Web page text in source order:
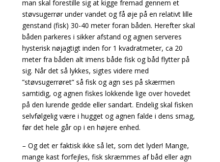
man skal forestille sig at kigge fremad gennem et
støvsugerrør under vandet og få øje på en relativt lille
genstand (fisk) 30-40 meter foran båden. Herefter skal
båden parkeres i sikker afstand og agnen serveres
hysterisk nøjagtigt inden for 1 kvadratmeter, ca 20
meter fra båden alt imens både fisk og båd flytter på
sig. Når det så lykkes, sigtes videre med
”støvsugerrøret” så fisk og agn ses på skærmen
samtidig, og agnen fiskes lokkende lige over hovedet
på den lurende gedde eller sandart. Endelig skal fisken
selvfølgelig være i hugget og agnen falde i dens smag,
før det hele går op i en højere enhed.
– Og det er faktisk ikke så let, som det lyder! Mange,
mange kast forfejles, fisk skræmmes af båd eller agn